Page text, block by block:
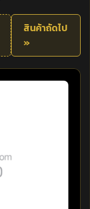
สินค้าถัดไป
»